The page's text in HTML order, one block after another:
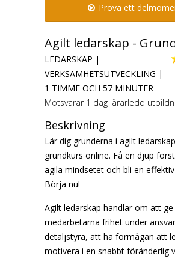
Prova ett
Agilt ledarskap -
LEDARSKAP |
VERKSAMHETSUTVECKLING |
1 TIMME OCH 57 MINUTER
Motsvarar 1 dag lärarledd
Beskrivning
Lär dig grunderna i agilt
grundkurs online. Få en djup
agila mindsetet och bli en
Börja nu!
Agilt ledarskap handlar om att ge
medarbetarna frihet under
detaljstyra, att ha förmågan att
motivera i en snabbt föränderlig